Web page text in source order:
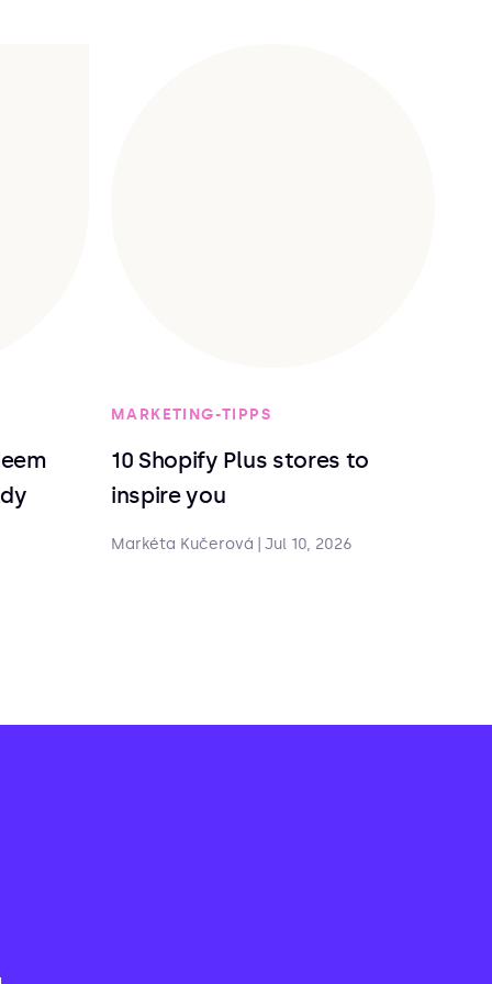
MARKETING-TIPPS
10 Shopify Plus stores to
inspire you
Markéta Kučerová Jul 10, 2026